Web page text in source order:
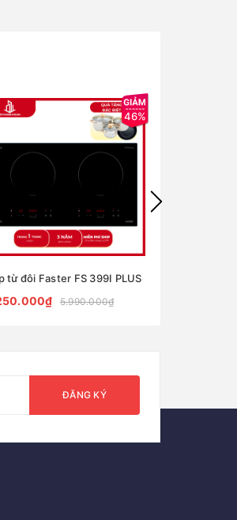
46%
từ đôi Faster FS 399I PLUS
5.990.000₫
ĐĂNG KÝ